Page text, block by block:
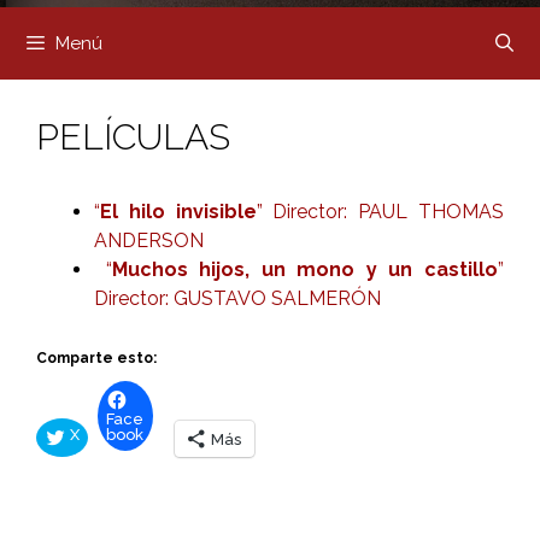
Menú
PELÍCULAS
“El hilo invisible” Director: PAUL THOMAS
ANDERSON
“Muchos hijos, un mono y un castillo”
Director: GUSTAVO SALMERÓN
Comparte esto:
X
Face
book
Más